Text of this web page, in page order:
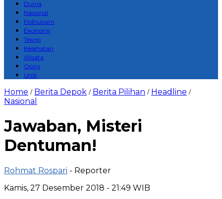
Dunia
Nasional
Polhukam
Ekonomi
Tekno
Kesehatan
Wisata
Opini
Unik
Home / Berita Depok / Berita Pilihan / Headline /
Nasional
Jawaban, Misteri
Dentuman!
Rohmat Rospari - Reporter
Kamis, 27 Desember 2018 - 21:49 WIB